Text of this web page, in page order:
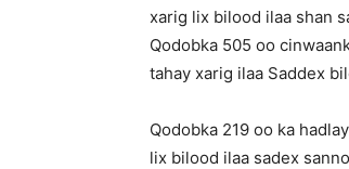
xarig lix bilood ilaa shan
Qodobka 505 oo
tahay xarig ilaa Saddex
Qodobka 219 oo ka
lix bilood ilaa sadex